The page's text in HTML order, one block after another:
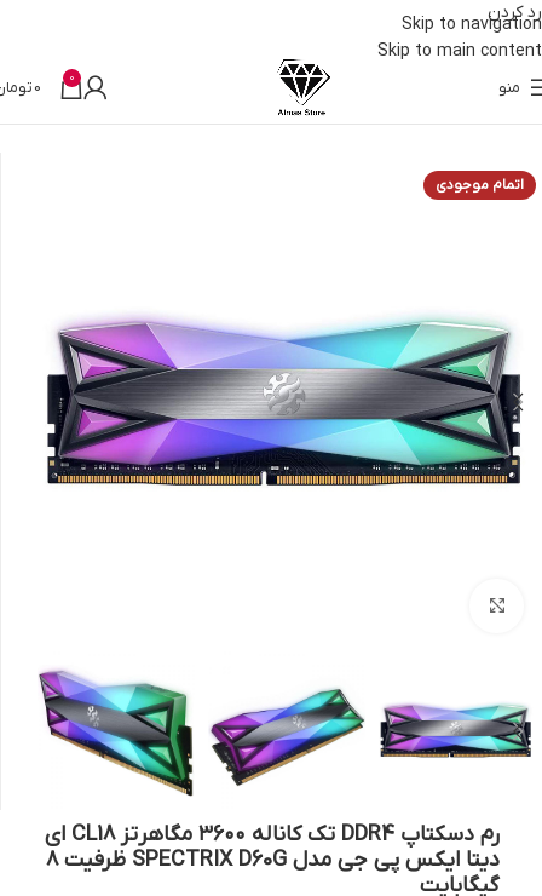
رد کردن
Skip to navigation
Skip to main content
منو 0
0
اتمام موجودی
رم دسکتاپ DDR4 تک کاناله ۳۶۰۰ مگاهرتز CL18 ای
دیتا ایکس پی جی مدل SPECTRIX D60G ظرفیت ۸
گیگابایت